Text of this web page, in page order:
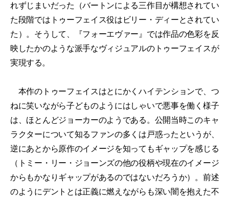
れずじまいだった（バートンによる三作目が構想されてい
た段階ではトゥーフェイス役はビリー・ディーとされてい
た）。そうして、『フォーエヴァー』では作品の色彩を反
映したかのような派手なヴィジュアルのトゥーフェイスが
実現する。
本作のトゥーフェイスはとにかくハイテンションで、つ
ねに笑いながら子どものようにはしゃいで悪事を働く様子
は、ほとんどジョーカーのようである。公開当時このキャ
ラクターについて知るファンの多くは戸惑ったというが、
逆にあとから原作のイメージを知ってもギャップを感じる
（トミー・リー・ジョーンズの他の役柄や現在のイメージ
からもかなりギャップがあるのではないだろうか）。前述
のようにデントとは正義に燃えながらも深い闇を抱えた不